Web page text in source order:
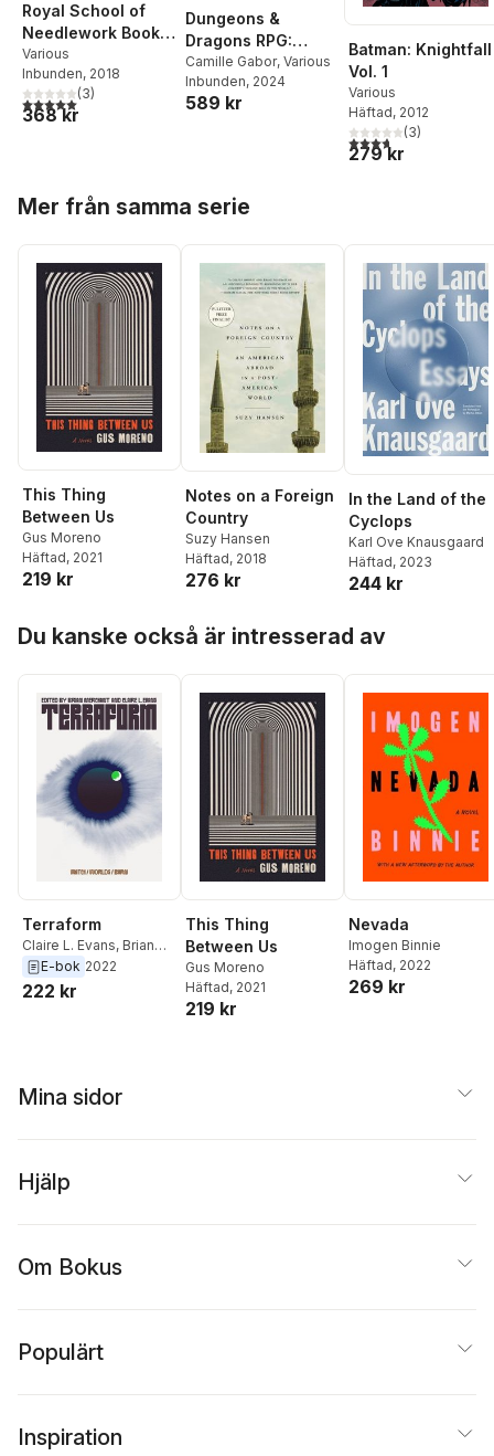
Royal School of
Needlework Book
of Embroidery
Various
Inbunden, 2018
5,0utav 5 stjärnor. Totalt antal röster:
(3)
368 kr
Dungeons &
Dragons RPG:
Dungeon Masters
Guide
Camille Gabor, Various
Inbunden, 2024
589 kr
Batman: Knightfall
Vol. 1
Various
Häftad, 2012
3,7utav 5 stjärnor.
(3)
279 kr
Mer från samma serie
This Thing
Between Us
Gus Moreno
Häftad, 2021
219 kr
Notes on a Foreign
Country
Suzy Hansen
Häftad, 2018
276 kr
In the Land of the
Cyclops
Karl Ove Knausgaard
Häftad, 2023
244 kr
Du kanske också är intresserad av
Terraform
Claire L. Evans, Brian
Merchant
E-bok 2022
222 kr
This Thing
Between Us
Gus Moreno
Häftad, 2021
219 kr
Nevada
Imogen Binnie
Häftad, 2022
269 kr
Mina sidor
Hjälp
Om Bokus
Populärt
Inspiration